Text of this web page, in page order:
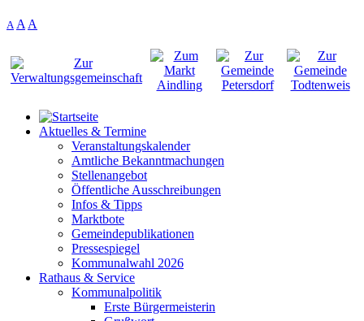
A A A
Aktuelles & Termine
Veranstaltungskalender
Amtliche Bekanntmachungen
Stellenangebot
Öffentliche Ausschreibungen
Infos & Tipps
Marktbote
Gemeindepublikationen
Pressespiegel
Kommunalwahl 2026
Rathaus & Service
Kommunalpolitik
Erste Bürgermeisterin